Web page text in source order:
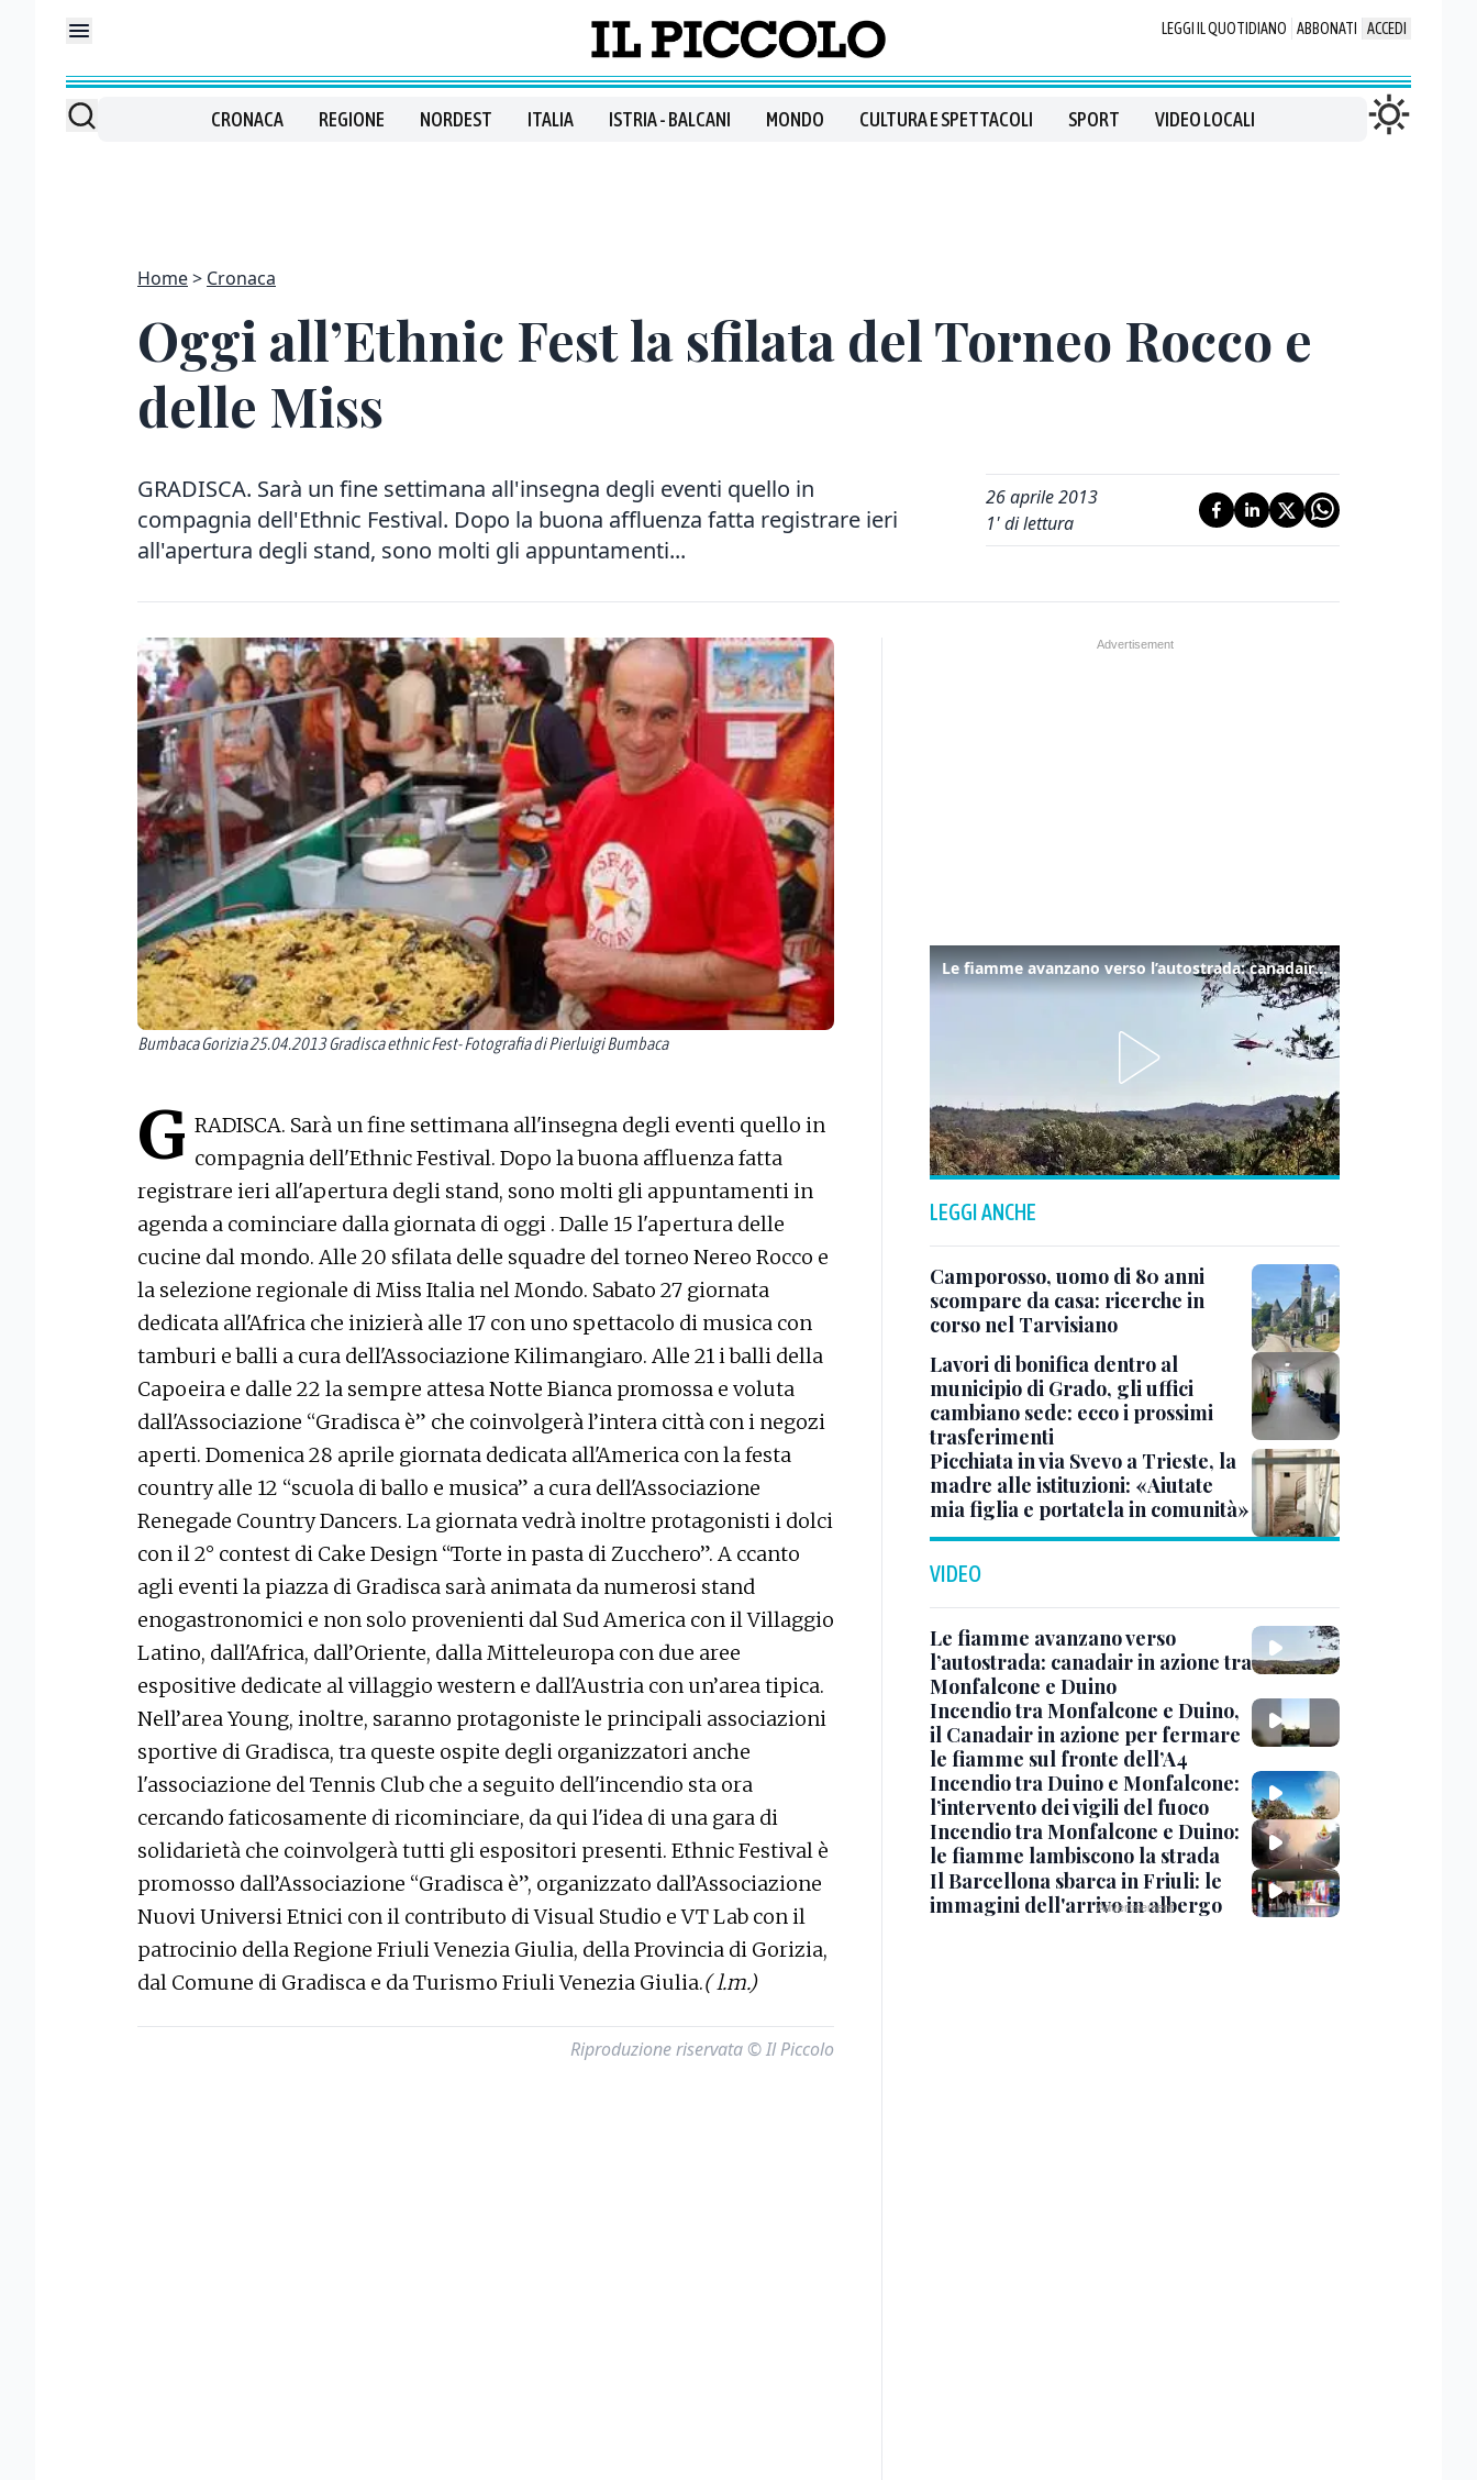
LEGGI IL QUOTIDIANO ABBONATI ACCEDI
CRONACA REGIONE NORDEST ITALIA ISTRIA - BALCANI MONDO CULTURA E SPETTACOLI SPORT VIDEO LOCALI
Home Cronaca
Oggi all’Ethnic Fest la sfilata del Torneo Rocco e
delle Miss
GRADISCA. Sarà un fine settimana all'insegna degli eventi quello in
compagnia dell'Ethnic Festival. Dopo la buona affluenza fatta registrare ieri
all'apertura degli stand, sono molti gli appuntamenti...
26 aprile 2013
1' di lettura
Bumbaca Gorizia 25.04.2013 Gradisca ethnic Fest- Fotografia di Pierluigi Bumbaca
G RADISCA. Sarà un fine settimana all'insegna degli eventi quello in
compagnia dell'Ethnic Festival. Dopo la buona affluenza fatta
registrare ieri all'apertura degli stand, sono molti gli appuntamenti in
agenda a cominciare dalla giornata di oggi . Dalle 15 l'apertura delle
cucine dal mondo. Alle 20 sfilata delle squadre del torneo Nereo Rocco e
la selezione regionale di Miss Italia nel Mondo. Sabato 27 giornata
dedicata all'Africa che inizierà alle 17 con uno spettacolo di musica con
tamburi e balli a cura dell'Associazione Kilimangiaro. Alle 21 i balli della
Capoeira e dalle 22 la sempre attesa Notte Bianca promossa e voluta
dall'Associazione “Gradisca è” che coinvolgerà l’intera città con i negozi
aperti. Domenica 28 aprile giornata dedicata all'America con la festa
country alle 12 “scuola di ballo e musica” a cura dell'Associazione
Renegade Country Dancers. La giornata vedrà inoltre protagonisti i dolci
con il 2° contest di Cake Design “Torte in pasta di Zucchero”. A ccanto
agli eventi la piazza di Gradisca sarà animata da numerosi stand
enogastronomici e non solo provenienti dal Sud America con il Villaggio
Latino, dall'Africa, dall’Oriente, dalla Mitteleuropa con due aree
espositive dedicate al villaggio western e dall'Austria con un’area tipica.
Nell’area Young, inoltre, saranno protagoniste le principali associazioni
sportive di Gradisca, tra queste ospite degli organizzatori anche
l'associazione del Tennis Club che a seguito dell'incendio sta ora
cercando faticosamente di ricominciare, da qui l'idea di una gara di
solidarietà che coinvolgerà tutti gli espositori presenti. Ethnic Festival è
promosso dall’Associazione “Gradisca è”, organizzato dall’Associazione
Nuovi Universi Etnici con il contributo di Visual Studio e VT Lab con il
patrocinio della Regione Friuli Venezia Giulia, della Provincia di Gorizia,
dal Comune di Gradisca e da Turismo Friuli Venezia Giulia.( l.m.)
Riproduzione riservata © Il Piccolo
Le fiamme avanzano verso l’autostrada: canadair in azione tra Monfalcone e Duino
LEGGI ANCHE
Camporosso, uomo di 80 anni
scompare da casa: ricerche in
corso nel Tarvisiano
Lavori di bonifica dentro al
municipio di Grado, gli uffici
cambiano sede: ecco i prossimi
trasferimenti
Picchiata in via Svevo a Trieste, la
madre alle istituzioni: «Aiutate
mia figlia e portatela in comunità»
VIDEO
Le fiamme avanzano verso
l’autostrada: canadair in azione tra
Monfalcone e Duino
Incendio tra Monfalcone e Duino,
il Canadair in azione per fermare
le fiamme sul fronte dell’A4
Incendio tra Duino e Monfalcone:
l’intervento dei vigili del fuoco
Incendio tra Monfalcone e Duino:
le fiamme lambiscono la strada
Il Barcellona sbarca in Friuli: le
immagini dell'arrivo in albergo